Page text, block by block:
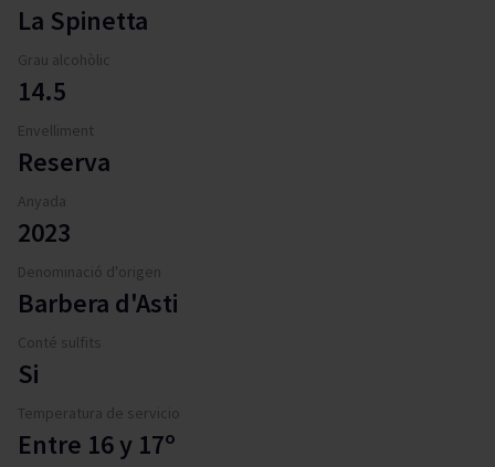
La Spinetta
Grau alcohòlic
14.5
Envelliment
Reserva
Anyada
2023
Denominació d'origen
Barbera d'Asti
Conté sulfits
Si
Temperatura de servicio
Entre 16 y 17º